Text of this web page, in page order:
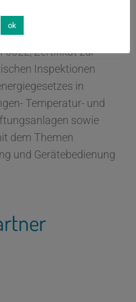
sind zu nennen:
6022, Zertifikat zur
Inspektionen
in
Temperatur- und
sowie
dem Themen
und Gerätebedienung
ok